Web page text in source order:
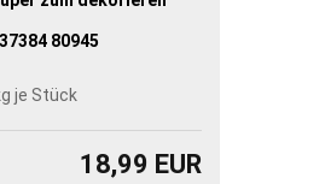
80945
je Stück
18,99 EUR